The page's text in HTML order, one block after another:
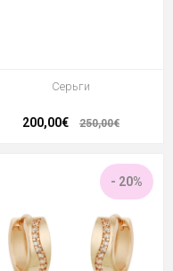
Серьги
200,00€ 250,00€
- 20%